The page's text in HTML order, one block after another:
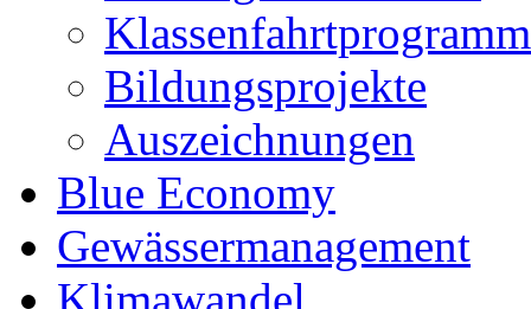
Klassenfahrtprogramm
Bildungsprojekte
Auszeichnungen
Blue Economy
Gewässermanagement
Klimawandel